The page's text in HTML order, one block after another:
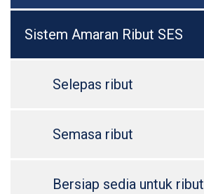
Sistem Amaran Ribut SES
Selepas ribut
Semasa ribut
Bersiap sedia untuk ribut